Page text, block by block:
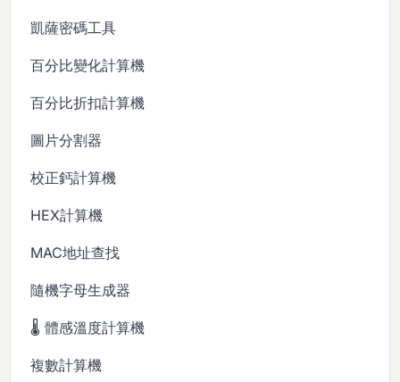
凱薩密碼工具
百分比變化計算機
百分比折扣計算機
圖片分割器
校正鈣計算機
HEX計算機
MAC地址查找
隨機字母生成器
🌡️ 體感溫度計算機
複數計算機